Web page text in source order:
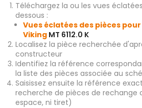
Téléchargez la ou les vues
dessous :
Vues éclatées des pièces
Viking MT 6112.0 K
Localisez la pièce recherchée
constructeur
Identifiez la référence
la liste des pièces associée au
Saisissez ensuite la référence
recherche de pièces de rechange
espace, ni tiret)